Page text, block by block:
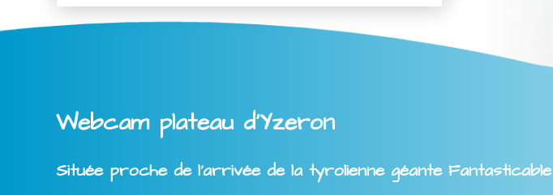
Webcam plateau d'Yzeron
Située proche de l'arrivée de la tyrolienne géante Fantasticable